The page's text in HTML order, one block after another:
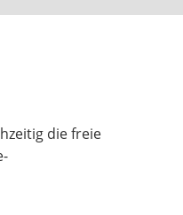
und Pflege
die freie